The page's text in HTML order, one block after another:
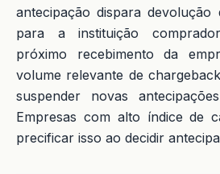
antecipação dispara
para a instituição
próximo recebimento da
volume relevante de
suspender novas
Empresas com alto índice de
precificar isso ao decidir